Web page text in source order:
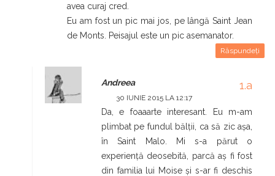
avea curaj cred.
Eu am fost un pic mai jos, pe lângă Saint Jean
de Monts. Peisajul este un pic asemanator.
Răspundeți
Andreea
30 IUNIE 2015 LA 12:17
Da, e foaaarte interesant. Eu m-am
plimbat pe fundul bălții, ca să zic așa,
în Saint Malo. Mi s-a părut o
experiență deosebită, parcă aș fi fost
din familia lui Moise și s-ar fi deschis